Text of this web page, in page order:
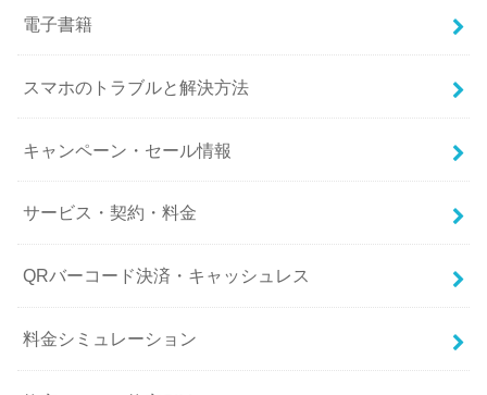
電子書籍
スマホのトラブルと解決方法
キャンペーン・セール情報
サービス・契約・料金
QRバーコード決済・キャッシュレス
料金シミュレーション